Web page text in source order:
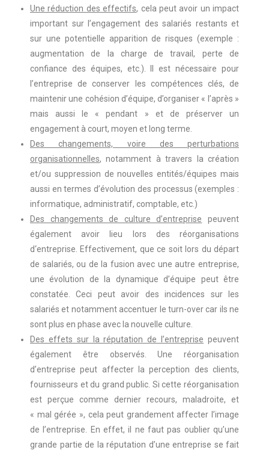
Une réduction des effectifs, cela peut avoir un impact
important sur l’engagement des salariés restants et
sur une potentielle apparition de risques (exemple :
augmentation de la charge de travail, perte de
confiance des équipes, etc.). Il est nécessaire pour
l’entreprise de conserver les compétences clés, de
maintenir une cohésion d’équipe, d’organiser « l’après »
mais aussi le « pendant » et de préserver un
engagement à court, moyen et long terme.
Des changements, voire des perturbations
organisationnelles, notamment à travers la création
et/ou suppression de nouvelles entités/équipes mais
aussi en termes d’évolution des processus (exemples :
informatique, administratif, comptable, etc.)
Des changements de culture d’entreprise peuvent
également avoir lieu lors des réorganisations
d‘entreprise. Effectivement, que ce soit lors du départ
de salariés, ou de la fusion avec une autre entreprise,
une évolution de la dynamique d’équipe peut être
constatée. Ceci peut avoir des incidences sur les
salariés et notamment accentuer le turn-over car ils ne
sont plus en phase avec la nouvelle culture.
Des effets sur la réputation de l’entreprise peuvent
également être observés. Une réorganisation
d’entreprise peut affecter la perception des clients,
fournisseurs et du grand public. Si cette réorganisation
est perçue comme dernier recours, maladroite, et
« mal gérée », cela peut grandement affecter l’image
de l’entreprise. En effet, il ne faut pas oublier qu’une
grande partie de la réputation d’une entreprise se fait